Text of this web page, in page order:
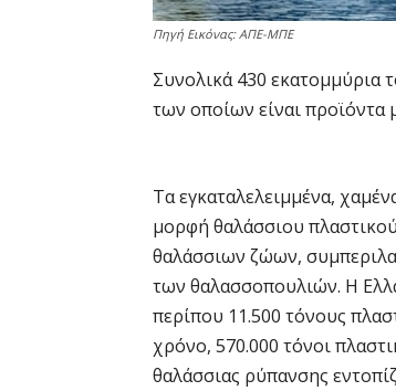
Πηγή Εικόνας: ΑΠΕ-ΜΠΕ
Συνολικά 430 εκατομμύρια
των οποίων είναι προϊόντα
Τα εγκαταλελειμμένα,
μορφή θαλάσσιου
θαλάσσιων ζώων,
των θαλασσοπουλιών. Η
περίπου 11.500 τόνους
χρόνο, 570.000 τόνοι
θαλάσσιας ρύπανσης